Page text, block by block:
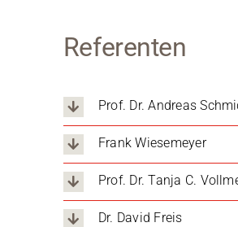
Referenten
Prof. Dr. Andreas
Frank Wiesemeyer
Prof. Dr. Tanja C.
Dr. David Freis